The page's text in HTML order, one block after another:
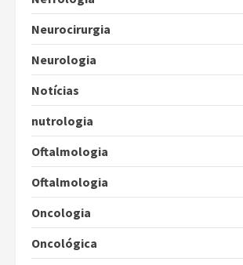
Neurocirurgia
Neurologia
Notícias
nutrologia
Oftalmologia
Oftalmologia
Oncologia
Oncológica